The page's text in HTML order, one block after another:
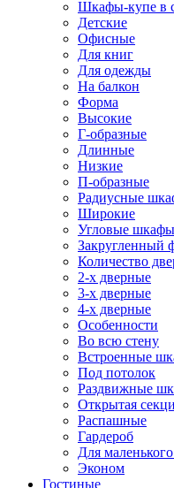
Шкафы-купе в
Детские
Офисные
Для книг
Для одежды
На балкон
Форма
Высокие
Г-образные
Длинные
Низкие
П-образные
Радиусные
Широкие
Угловые
Закругленный
Количество
2-х дверные
3-х дверные
4-х дверные
Особенности
Во всю стену
Встроенные
Под потолок
Раздвижные
Открытая
Распашные
Гардероб
Для
Эконом
Гостиные